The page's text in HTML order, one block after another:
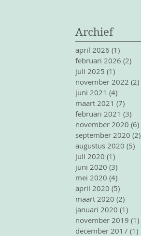
Archief
april 2026 (1)
februari 2026 (2)
juli 2025 (1)
november 2022 (2)
juni 2021 (4)
maart 2021 (7)
februari 2021 (3)
november 2020 (6)
september 2020 (2)
augustus 2020 (5)
juli 2020 (1)
juni 2020 (3)
mei 2020 (4)
april 2020 (5)
maart 2020 (2)
januari 2020 (1)
november 2019 (1)
december 2017 (1)